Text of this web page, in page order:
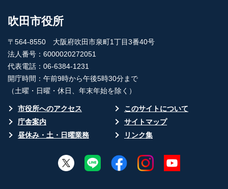
吹田市役所
〒564-8550 大阪府吹田市泉町1丁目3番40号
法人番号：6000020272051
代表電話：06-6384-1231
開庁時間：午前9時から午後5時30分まで
（土曜・日曜・休日、年末年始を除く）
市役所へのアクセス
このサイトについて
庁舎案内
サイトマップ
昼休み・土・日曜業務
リンク集